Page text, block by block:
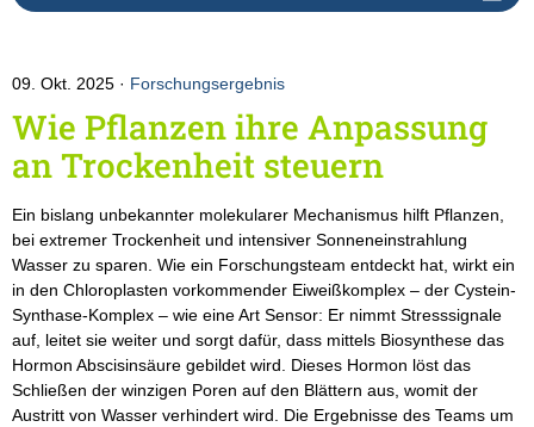
09. Okt. 2025 Forschungsergebnis
Wie Pflanzen ihre Anpassung
an Trockenheit steuern
Ein bislang unbekannter molekularer Mechanismus hilft Pflanzen,
bei extremer Trockenheit und intensiver Sonneneinstrahlung
Wasser zu sparen. Wie ein Forschungsteam entdeckt hat, wirkt ein
in den Chloroplasten vorkommender Eiweißkomplex – der Cystein-
Synthase-Komplex – wie eine Art Sensor: Er nimmt Stresssignale
auf, leitet sie weiter und sorgt dafür, dass mittels Biosynthese das
Hormon Abscisinsäure gebildet wird. Dieses Hormon löst das
Schließen der winzigen Poren auf den Blättern aus, womit der
Austritt von Wasser verhindert wird. Die Ergebnisse des Teams um